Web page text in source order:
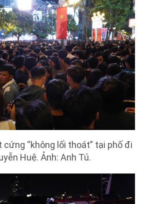
cứng “không lối thoát” tại phố đi
Huệ. Ảnh: Anh Tú.